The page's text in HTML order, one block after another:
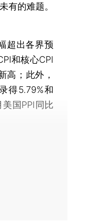
有的难题。
超出各界预
和核心CPI
高；此外，
得5.79%和
国PPI同比